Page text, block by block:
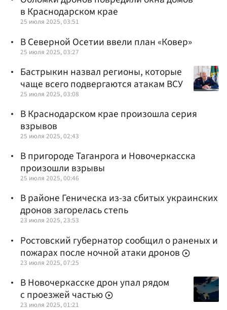
в Краснодарском крае
25 июля 2025, 03:51
В Северной Осетии ввели план «Ковер»
25 июля 2025, 03:27
Бастрыкин назвал регионы, которые
чаще всего подвергаются атакам ВСУ
25 июля 2025, 03:08
В Краснодарском крае произошла серия
взрывов
25 июля 2025, 02:43
В пригороде Таганрога и Новочеркасска
произошли взрывы
25 июля 2025, 00:46
В районе Геническа из-за сбитых украинских
дронов загорелась степь
23 июля 2025, 23:53
Ростовский губернатор сообщил о раненых и
пожарах после ночной атаки дронов
23 июля 2025, 07:25
В Новочеркасске дрон упал рядом
с проезжей частью
23 июля 2025, 01:21